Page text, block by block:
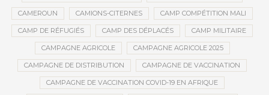
CAMEROUN CAMIONS-CITERNES CAMP COMPÉTITION MALI
CAMP DE RÉFUGIÉS CAMP DES DÉPLACÉS CAMP MILITAIRE
CAMPAGNE AGRICOLE CAMPAGNE AGRICOLE 2025
CAMPAGNE DE DISTRIBUTION CAMPAGNE DE VACCINATION
CAMPAGNE DE VACCINATION COVID-19 EN AFRIQUE